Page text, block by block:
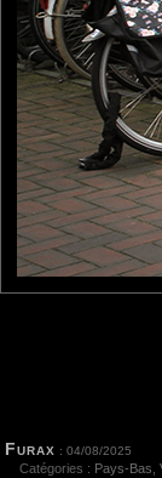
Furax : 04/08/2025
Catégories : Pays-Bas
Furax: